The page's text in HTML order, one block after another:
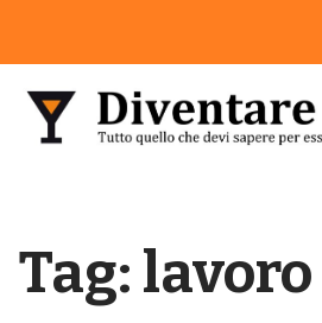
Tag: lavoro